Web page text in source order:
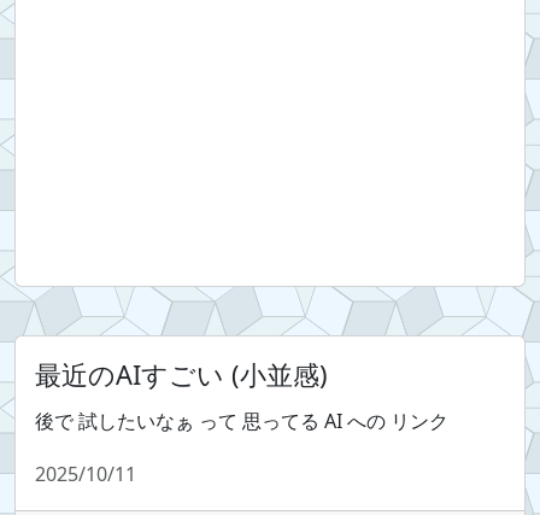
最近のAIすごい (小並感)
後で 試したいなぁ って 思ってる AI への リンク
2025/10/11